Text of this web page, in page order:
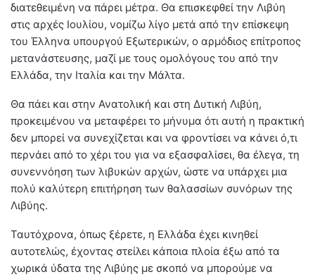
διατεθειμένη να πάρει μέτρα. Θα επισκεφθεί την Λιβύη
στις αρχές Ιουλίου, νομίζω λίγο μετά από την επίσκεψη
του Έλληνα υπουργού Εξωτερικών, ο αρμόδιος επίτροπος
μετανάστευσης, μαζί με τους ομολόγους του από την
Ελλάδα, την Ιταλία και την Μάλτα.
Θα πάει και στην Ανατολική και στη Δυτική Λιβύη,
προκειμένου να μεταφέρει το μήνυμα ότι αυτή η πρακτική
δεν μπορεί να συνεχίζεται και να φροντίσει να κάνει ό,τι
περνάει από το χέρι του για να εξασφαλίσει, θα έλεγα, τη
συνεννόηση των λιβυκών αρχών, ώστε να υπάρχει μια
πολύ καλύτερη επιτήρηση των θαλασσίων συνόρων της
Λιβύης.
Ταυτόχρονα, όπως ξέρετε, η Ελλάδα έχει κινηθεί
αυτοτελώς, έχοντας στείλει κάποια πλοία έξω από τα
χωρικά ύδατα της Λιβύης με σκοπό να μπορούμε να